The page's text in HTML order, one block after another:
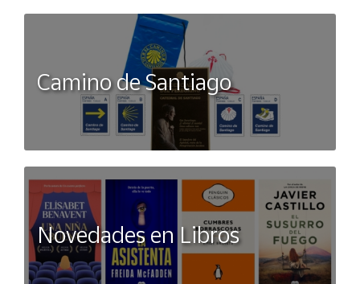
Camino de Santiago
Novedades en Libros